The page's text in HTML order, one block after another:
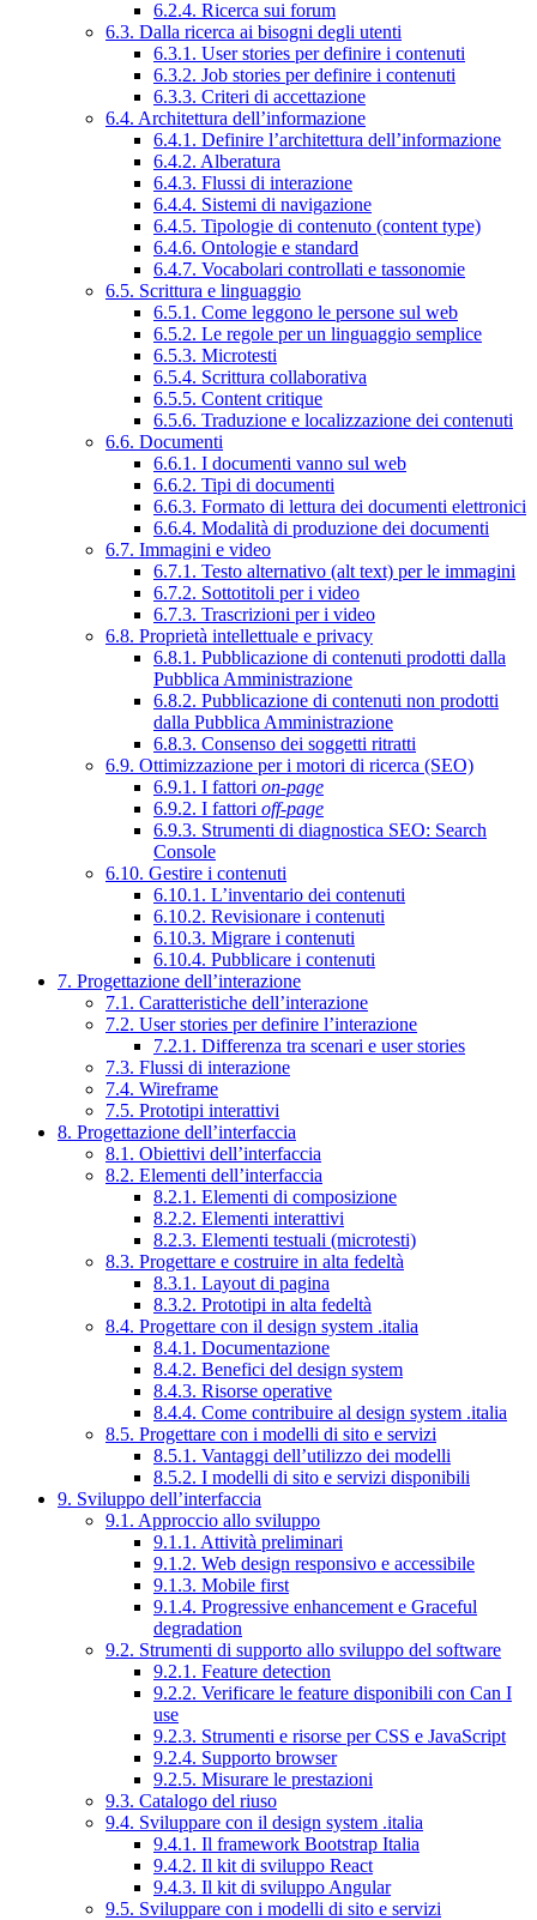
6.2.4. Ricerca sui forum
6.3. Dalla ricerca ai bisogni degli utenti
6.3.1. User stories per definire i contenuti
6.3.2. Job stories per definire i contenuti
6.3.3. Criteri di accettazione
6.4. Architettura dell’informazione
6.4.1. Definire l’architettura dell’informazione
6.4.2. Alberatura
6.4.3. Flussi di interazione
6.4.4. Sistemi di navigazione
6.4.5. Tipologie di contenuto (content type)
6.4.6. Ontologie e standard
6.4.7. Vocabolari controllati e tassonomie
6.5. Scrittura e linguaggio
6.5.1. Come leggono le persone sul web
6.5.2. Le regole per un linguaggio semplice
6.5.3. Microtesti
6.5.4. Scrittura collaborativa
6.5.5. Content critique
6.5.6. Traduzione e localizzazione dei contenuti
6.6. Documenti
6.6.1. I documenti vanno sul web
6.6.2. Tipi di documenti
6.6.3. Formato di lettura dei documenti elettronici
6.6.4. Modalità di produzione dei documenti
6.7. Immagini e video
6.7.1. Testo alternativo (alt text) per le immagini
6.7.2. Sottotitoli per i video
6.7.3. Trascrizioni per i video
6.8. Proprietà intellettuale e privacy
6.8.1. Pubblicazione di contenuti prodotti dalla
Pubblica Amministrazione
6.8.2. Pubblicazione di contenuti non prodotti
dalla Pubblica Amministrazione
6.8.3. Consenso dei soggetti ritratti
6.9. Ottimizzazione per i motori di ricerca (SEO)
6.9.1. I fattori on-page
6.9.2. I fattori off-page
6.9.3. Strumenti di diagnostica SEO: Search
Console
6.10. Gestire i contenuti
6.10.1. L’inventario dei contenuti
6.10.2. Revisionare i contenuti
6.10.3. Migrare i contenuti
6.10.4. Pubblicare i contenuti
7. Progettazione dell’interazione
7.1. Caratteristiche dell’interazione
7.2. User stories per definire l’interazione
7.2.1. Differenza tra scenari e user stories
7.3. Flussi di interazione
7.4. Wireframe
7.5. Prototipi interattivi
8. Progettazione dell’interfaccia
8.1. Obiettivi dell’interfaccia
8.2. Elementi dell’interfaccia
8.2.1. Elementi di composizione
8.2.2. Elementi interattivi
8.2.3. Elementi testuali (microtesti)
8.3. Progettare e costruire in alta fedeltà
8.3.1. Layout di pagina
8.3.2. Prototipi in alta fedeltà
8.4. Progettare con il design system .italia
8.4.1. Documentazione
8.4.2. Benefici del design system
8.4.3. Risorse operative
8.4.4. Come contribuire al design system .italia
8.5. Progettare con i modelli di sito e servizi
8.5.1. Vantaggi dell’utilizzo dei modelli
8.5.2. I modelli di sito e servizi disponibili
9. Sviluppo dell’interfaccia
9.1. Approccio allo sviluppo
9.1.1. Attività preliminari
9.1.2. Web design responsivo e accessibile
9.1.3. Mobile first
9.1.4. Progressive enhancement e Graceful
degradation
9.2. Strumenti di supporto allo sviluppo del software
9.2.1. Feature detection
9.2.2. Verificare le feature disponibili con Can I
use
9.2.3. Strumenti e risorse per CSS e JavaScript
9.2.4. Supporto browser
9.2.5. Misurare le prestazioni
9.3. Catalogo del riuso
9.4. Sviluppare con il design system .italia
9.4.1. Il framework Bootstrap Italia
9.4.2. Il kit di sviluppo React
9.4.3. Il kit di sviluppo Angular
9.5. Sviluppare con i modelli di sito e servizi